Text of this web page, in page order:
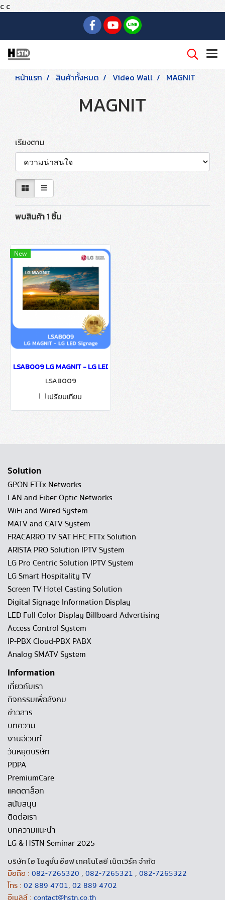
c c
หน้าแรก สินค้าทั้งหมด Video Wall MAGNIT
MAGNIT
เรียงตาม
พบสินค้า 1 ชิ้น
New
LSAB009 LG MAGNIT - LG LED Signage
LSAB009
เปรียบเทียบ
Solution
GPON FTTx Networks
LAN and Fiber Optic Networks
WiFi and Wired System
MATV and CATV System
FRACARRO TV SAT HFC FTTx Solution
ARISTA PRO Solution IPTV System
LG Pro Centric Solution IPTV System
LG Smart Hospitality TV
Screen TV Hotel Casting Solution
Digital Signage Information Display
LED Full Color Display Billboard Advertising
Access Control System
IP-PBX Cloud-PBX PABX
Analog SMATV System
Information
เกี่ยวกับเรา
กิจกรรมเพื่อสังคม
ข่าวสาร
บทความ
งานอีเวนท์
วันหยุดบริษัท
PDPA
PremiumCare
แคตตาล็อก
สนับสนุน
ติดต่อเรา
บทความแนะนำ
LG & HSTN Seminar 2025
บริษัท ไฮ โซลูชั่น อ๊อฟ เทคโนโลยี เน็ตเวิร์ค จำกัด
มือถือ : 082-7265320 , 082-7265321 , 082-7265322
โทร : 02 889 4701, 02 889 4702
อีเมลล์ : contact@hstn.co.th